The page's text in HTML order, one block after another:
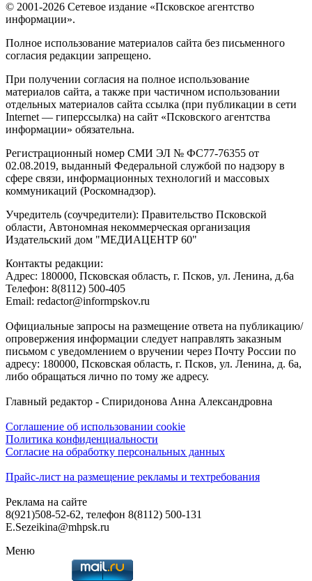
© 2001-2026 Сетевое издание «Псковское агентство
информации».
Полное использование материалов сайта без письменного
согласия редакции запрещено.
При получении согласия на полное использование
материалов сайта, а также при частичном использовании
отдельных материалов сайта ссылка (при публикации в сети
Internet — гиперссылка) на сайт «Псковского агентства
информации» обязательна.
Регистрационный номер СМИ ЭЛ № ФС77-76355 от
02.08.2019, выданный Федеральной службой по надзору в
сфере связи, информационных технологий и массовых
коммуникаций (Роскомнадзор).
Учредитель (соучредители): Правительство Псковской
области, Автономная некоммерческая организация
Издательский дом "МЕДИАЦЕНТР 60"
Контакты редакции:
Адреc: 180000, Псковская область, г. Псков, ул. Ленина, д.6а
Телефон: 8(8112) 500-405
Email: redactor@informpskov.ru
Официальные запросы на размещение ответа на публикацию/
опровержения информации следует направлять заказным
письмом с уведомлением о вручении через Почту России по
адресу: 180000, Псковская область, г. Псков, ул. Ленина, д. 6а,
либо обращаться лично по тому же адресу.
Главный редактор - Спиридонова Анна Александровна
Соглашение об использовании cookie
Политика конфиденциальности
Согласие на обработку персональных данных
Прайс-лист на размещение рекламы и техтребования
Реклама на сайте
8(921)508-52-62, телефон 8(8112) 500-131
E.Sezeikina@mhpsk.ru
Меню